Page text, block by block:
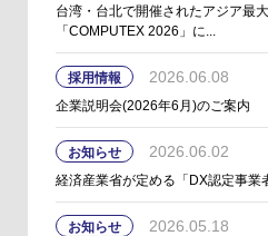
台湾・台北で開催されたアジア最
「COMPUTEX 2026」に...
採用情報 2026.06.08
企業説明会(2026年6月)のご案内
お知らせ 2026.06.02
経済産業省が定める「DX認定事業
お知らせ 2026.05.18